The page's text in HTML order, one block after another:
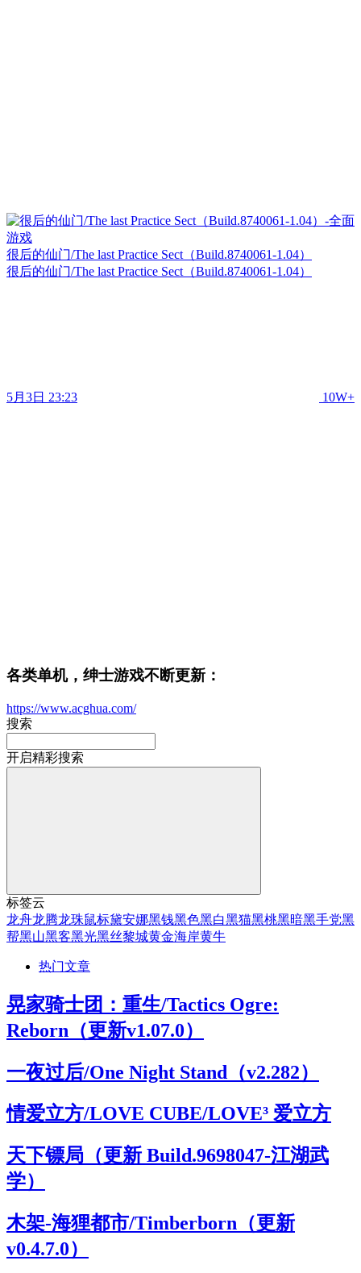
很后的仙门/The last Practice Sect（Build.8740061-1.04）
很后的仙门/The last Practice Sect（Build.8740061-1.04）
5月3日 23:23 10W+
各类单机，绅士游戏不断更新：
https://www.acghua.com/
搜索
开启精彩搜索
标签云
龙舟龙腾龙珠鼠标黛安娜黑钱黑色黑白黑猫黑桃黑暗黑手党黑
帮黑山黑客黑光黑丝黎城黄金海岸黄牛
热门文章
晃家骑士团：重生/Tactics Ogre:
Reborn（更新v1.07.0）
一夜过后/One Night Stand（v2.282）
情爱立方/LOVE CUBE/LOVE³ 爱立方
天下镖局（更新 Build.9698047-江湖武
学）
木架-海狸都市/Timberborn（更新
v0.4.7.0）